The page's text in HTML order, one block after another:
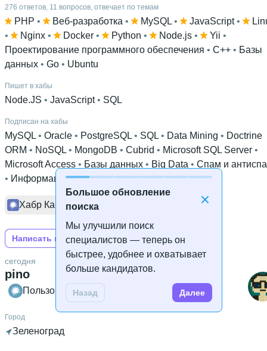
Большое обновление
поиска
Мы улучшили поиск
специалистов — теперь он
быстрее, удобнее и охватывает
больше кандидатов.
Назад Далее
276 ответов, 11 вопросов, отвечает по темам
PHP • Веб-разработка • MySQL • JavaScript •
•
Nginx • Docker • Python • Node.js • Yii
Проектирование программного обеспечения • C++ • Базы
данных • Go • Ubuntu
Пишет в хабы
Node.JS • JavaScript • SQL
Подписан на хабы
MySQL • Oracle • PostgreSQL • SQL • Data Mining • Doctrine
ORM • NoSQL • MongoDB • Cubrid • Microsoft SQL Server
Microsoft Access • Базы данных • Big Data • Спам и
• Информационная безопасность
Хабр Карьера
Написать на Хабре
pino
сегодня
Пользователь Хабра
Город
Зеленоград